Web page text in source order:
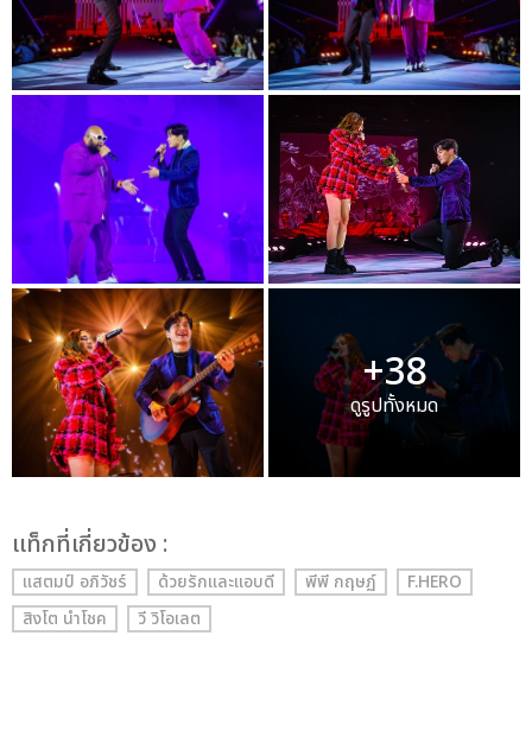
+38
ดูรูปทั้งหมด
เเท็กที่เกี่ยวข้อง :
แสตมป์ อภิวัชร์ ด้วยรักและแอบดี พีพี กฤษฏ์
F.HERO
สิงโต นำโชค
วี วิโอเลต